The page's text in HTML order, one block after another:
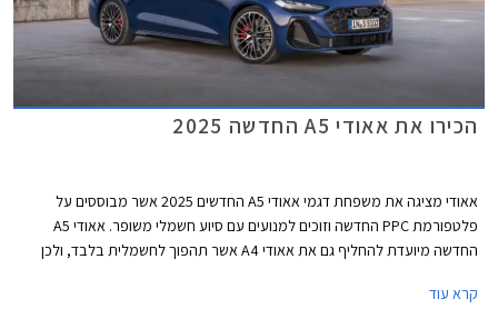
הכירו את אאודי A5 החדשה 2025
אאודי מציגה את משפחת דגמי אאודי A5 החדשים 2025 אשר מבוססים על
פלטפורמת PPC החדשה וזוכים למנועים עם סיוע חשמלי משופר. אאודי A5
החדשה מיועדת להחליף גם את אאודי A4 אשר תהפוך לחשמלית בלבד, ולכן
ישווק לראשונה בתצורת אוונט (סטיישן) וסדאן שהינה למעשה דומה יותר לגרסת
קרא עוד